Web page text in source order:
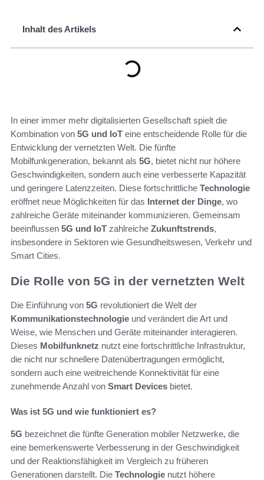
Inhalt des Artikels
In einer immer mehr digitalisierten Gesellschaft spielt die
Kombination von 5G und IoT eine entscheidende Rolle für die
Entwicklung der vernetzten Welt. Die fünfte
Mobilfunkgeneration, bekannt als 5G, bietet nicht nur höhere
Geschwindigkeiten, sondern auch eine verbesserte Kapazität
und geringere Latenzzeiten. Diese fortschrittliche Technologie
eröffnet neue Möglichkeiten für das Internet der Dinge, wo
zahlreiche Geräte miteinander kommunizieren. Gemeinsam
beeinflussen 5G und IoT zahlreiche Zukunftstrends,
insbesondere in Sektoren wie Gesundheitswesen, Verkehr und
Smart Cities.
Die Rolle von 5G in der vernetzten Welt
Die Einführung von 5G revolutioniert die Welt der
Kommunikationstechnologie und verändert die Art und
Weise, wie Menschen und Geräte miteinander interagieren.
Dieses Mobilfunknetz nutzt eine fortschrittliche Infrastruktur,
die nicht nur schnellere Datenübertragungen ermöglicht,
sondern auch eine weitreichende Konnektivität für eine
zunehmende Anzahl von Smart Devices bietet.
Was ist 5G und wie funktioniert es?
5G bezeichnet die fünfte Generation mobiler Netzwerke, die
eine bemerkenswerte Verbesserung in der Geschwindigkeit
und der Reaktionsfähigkeit im Vergleich zu früheren
Generationen darstellt. Die Technologie nutzt höhere